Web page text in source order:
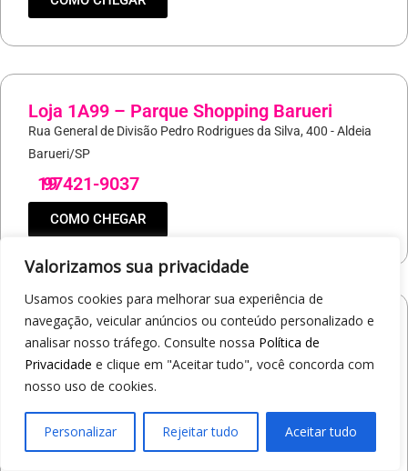
Valorizamos sua privacidade
Usamos cookies para melhorar sua experiência de
navegação, veicular anúncios ou conteúdo personalizado e
analisar nosso tráfego. Consulte nossa Política de
Privacidade e clique em "Aceitar tudo", você concorda com
nosso uso de cookies.
Personalizar Rejeitar tudo Aceitar tudo
Loja 1A99 – Parque Shopping Barueri
Rua General de Divisão Pedro Rodrigues da Silva, 400 - Aldeia
Barueri/SP
19
97421-9037
COMO CHEGAR
Loja 1A99 – North Shopping Barretos
Via Conselheiro Antonio Prado, 1400 - Pedro Cavaline
Barretos/SP
COMO CHEGAR